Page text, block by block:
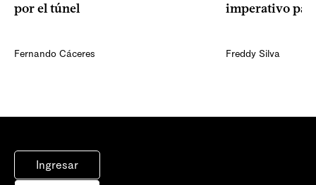
por el túnel
Fernando Cáceres
imperativo
Freddy Silva
Ingresar